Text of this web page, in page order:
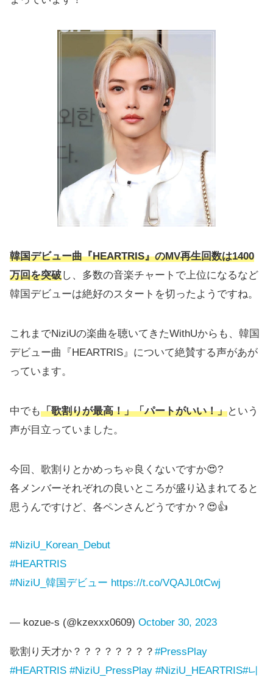
韓国デビュー曲『HEARTRIS』のMV再生回数は1400
万回を突破し、多数の音楽チャートで上位になるなど
韓国デビューは絶好のスタートを切ったようですね。
これまでNiziUの楽曲を聴いてきたWithUからも、韓国
デビュー曲『HEARTRIS』について絶賛する声があが
っています。
中でも「歌割りが最高！」「パートがいい！」という
声が目立っていました。
今回、歌割りとかめっちゃ良くないですか😍?
各メンバーそれぞれの良いところが盛り込まれてると
思うんですけど、各ペンさんどうですか？😍👍
#NiziU_Korean_Debut
#HEARTRIS
#NiziU_韓国デビュー https://t.co/VQAJL0tCwj
— kozue-s (@kzexxx0609) October 30, 2023
歌割り天才か？？？？？？？？ #PressPlay
#HEARTRIS #NiziU_PressPlay #NiziU_HEARTRIS#니